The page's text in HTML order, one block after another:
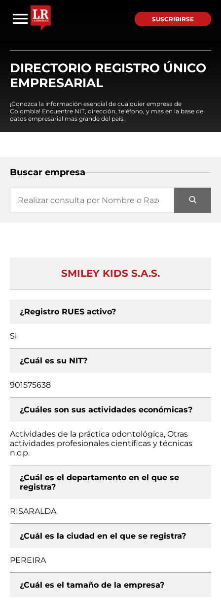
SUSCRIBIRSE
DIRECTORIO REGISTRO ÚNICO
EMPRESARIAL
¡Conozca la información esencial de cualquier empresa de
Colombia! Encuentre NIT, dirección, teléfono, y mas en la base de
datos empresarial mas grande del país.
Buscar empresa
SMILEY KIDS S.A.S.
¿Registro RUES activo?
Si
¿Cuál es su NIT?
901575638
¿Cuáles son sus actividades económicas?
Actividades de la práctica odontológica, Otras
actividades profesionales científicas y técnicas
n.c.p.
¿Cuál es el departamento en el que se
registra?
RISARALDA
¿Cuál es la ciudad en el que se registra?
PEREIRA
¿Cuál es el tamaño de la empresa?